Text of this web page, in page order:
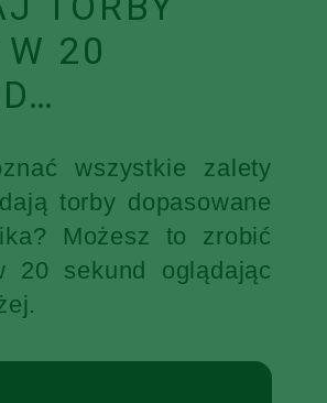
W 20
wszystkie zalety
torby dopasowane
Możesz to zrobić
20 sekund oglądając